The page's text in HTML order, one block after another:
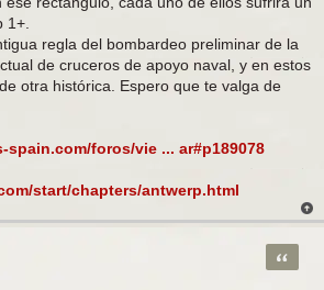
1+.
regla del bombardeo preliminar de la
de cruceros de apoyo naval, y en estos
otra histórica. Espero que te valga de
spain.com/foros/vie ... ar#p189078
start/chapters/antwerp.html
Citar